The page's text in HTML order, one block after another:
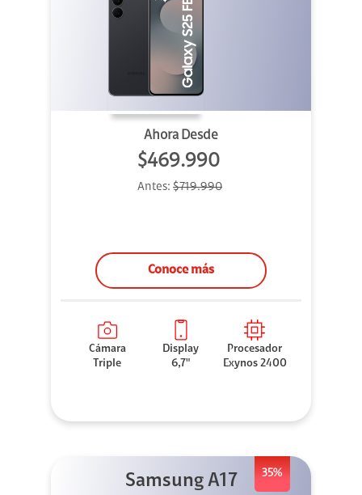
Ahora Desde
$469.990
Antes: $719.990
Conoce más
Cámara
Triple
Display
6,7"
Procesador
Exynos 2400
35%
Samsung A17